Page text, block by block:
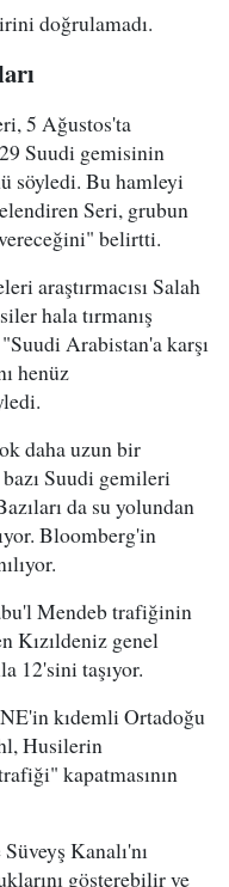
doğrulamadı.
5 Ağustos'ta
Suudi gemisinin
söyledi. Bu hamleyi
Seri, grubun
vereceğini" belirtti.
araştırmacısı Salah
hala tırmanış
Arabistan'a karşı
henüz
daha uzun bir
Suudi gemileri
da su yolundan
Bloomberg'in
Mendeb trafiğinin
Kızıldeniz genel
12'sini taşıyor.
kıdemli Ortadoğu
Husilerin
kapatmasının
Kanalı'nı
gösterebilir ve